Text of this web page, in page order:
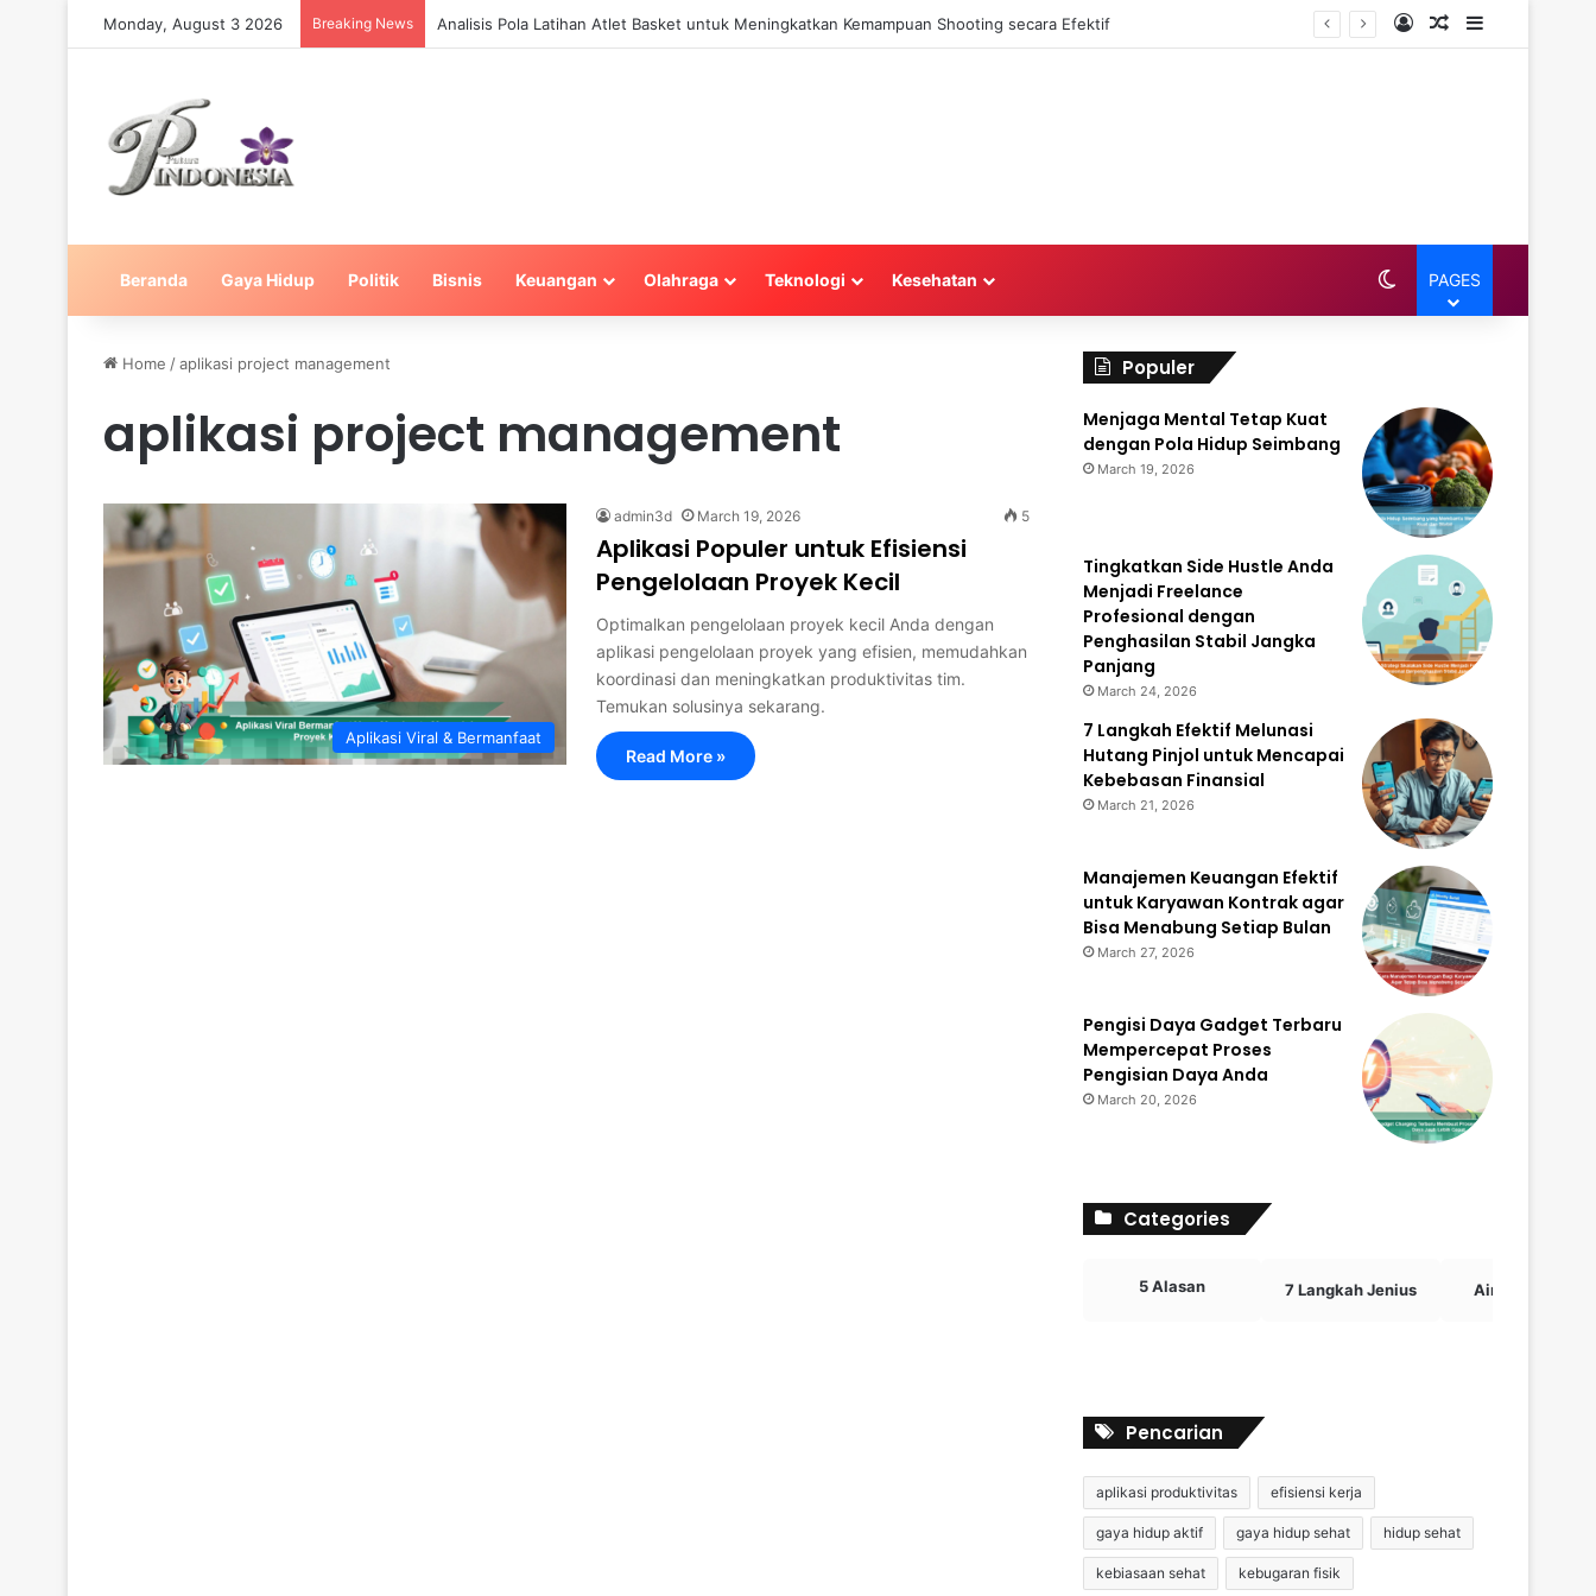
Monday, August 3 2026 Breaking News Analisis Pola Latihan Atlet Basket untuk Meningkatkan Kemampuan Shooting secara Efektif Log InRandom Article
Sidebar
Beranda Gaya Hidup Politik Bisnis Keuangan Olahraga Teknologi Kesehatan Switch skin
PAGES
Home /aplikasi project management
aplikasi project management
Aplikasi Viral & Bermanfaat
admin3d March 19, 2026 5
Aplikasi Populer untuk Efisiensi
Pengelolaan Proyek Kecil
Optimalkan pengelolaan proyek kecil Anda dengan
aplikasi pengelolaan proyek yang efisien, memudahkan
koordinasi dan meningkatkan produktivitas tim.
Temukan solusinya sekarang.
Read More »
Populer
Menjaga Mental Tetap Kuat
dengan Pola Hidup Seimbang
March 19, 2026
Tingkatkan Side Hustle Anda
Menjadi Freelance
Profesional dengan
Penghasilan Stabil Jangka
Panjang
March 24, 2026
7 Langkah Efektif Melunasi
Hutang Pinjol untuk Mencapai
Kebebasan Finansial
March 21, 2026
Manajemen Keuangan Efektif
untuk Karyawan Kontrak agar
Bisa Menabung Setiap Bulan
March 27, 2026
Pengisi Daya Gadget Terbaru
Mempercepat Proses
Pengisian Daya Anda
March 20, 2026
Categories
5 Alasan 7 Langkah Jenius Airdrop Crypto
Pencarian
aplikasi produktivitas efisiensi kerja
gaya hidup aktif gaya hidup sehat hidup sehat
kebiasaan sehat kebugaran fisik